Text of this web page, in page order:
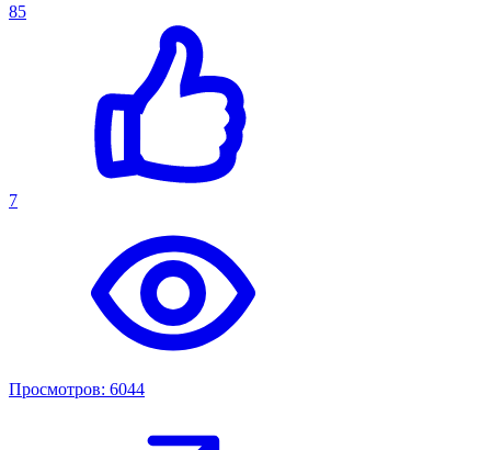
85
7
Просмотров: 6044